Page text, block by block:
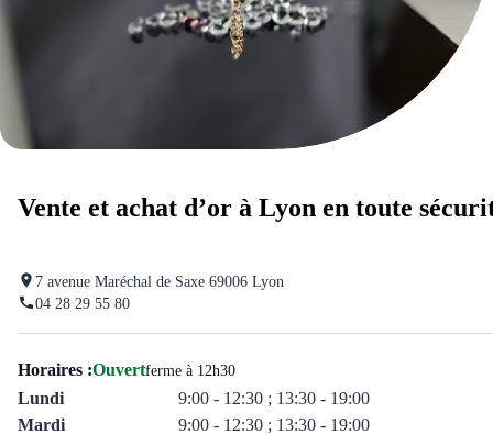
Vente et achat d’or à Lyon en toute
7 avenue Maréchal de Saxe 69006 Lyon
04 28 29 55 80
Horaires :Ouvertferme à 12h30
Lundi
9:00 - 12:30 ; 13:30 - 19:00
Mardi
9:00 - 12:30 ; 13:30 - 19:00